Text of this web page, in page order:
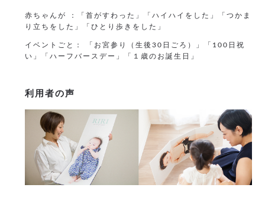
赤ちゃんが ：「首がすわった」「ハイハイをした」「つかま
り立ちをした」「ひとり歩きをした」
イベントごと： 「お宮参り（生後30日ごろ）」「100日祝
い」「ハーフバースデー」「１歳のお誕生日」
利用者の声